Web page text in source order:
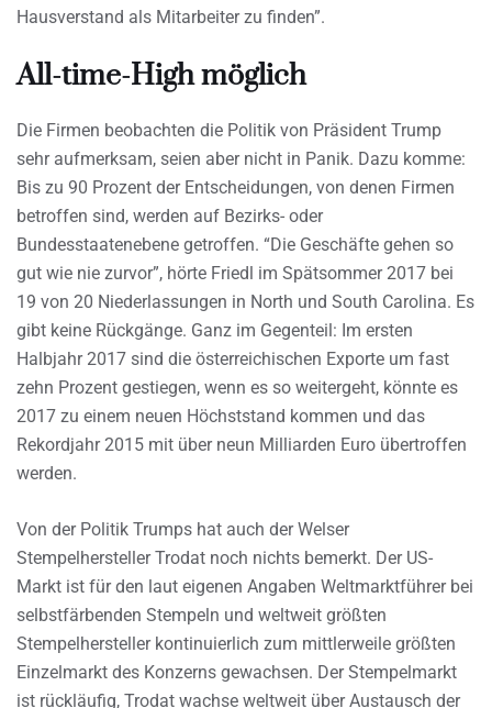
Hausverstand als Mitarbeiter zu finden”.
All-time-High möglich
Die Firmen beobachten die Politik von Präsident Trump
sehr aufmerksam, seien aber nicht in Panik. Dazu komme:
Bis zu 90 Prozent der Entscheidungen, von denen Firmen
betroffen sind, werden auf Bezirks- oder
Bundesstaatenebene getroffen. “Die Geschäfte gehen so
gut wie nie zurvor”, hörte Friedl im Spätsommer 2017 bei
19 von 20 Niederlassungen in North und South Carolina. Es
gibt keine Rückgänge. Ganz im Gegenteil: Im ersten
Halbjahr 2017 sind die österreichischen Exporte um fast
zehn Prozent gestiegen, wenn es so weitergeht, könnte es
2017 zu einem neuen Höchststand kommen und das
Rekordjahr 2015 mit über neun Milliarden Euro übertroffen
werden.
Von der Politik Trumps hat auch der Welser
Stempelhersteller Trodat noch nichts bemerkt. Der US-
Markt ist für den laut eigenen Angaben Weltmarktführer bei
selbstfärbenden Stempeln und weltweit größten
Stempelhersteller kontinuierlich zum mittlerweile größten
Einzelmarkt des Konzerns gewachsen. Der Stempelmarkt
ist rückläufig, Trodat wachse weltweit über Austausch der